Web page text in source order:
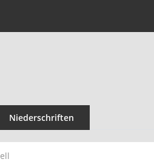
Niederschriften